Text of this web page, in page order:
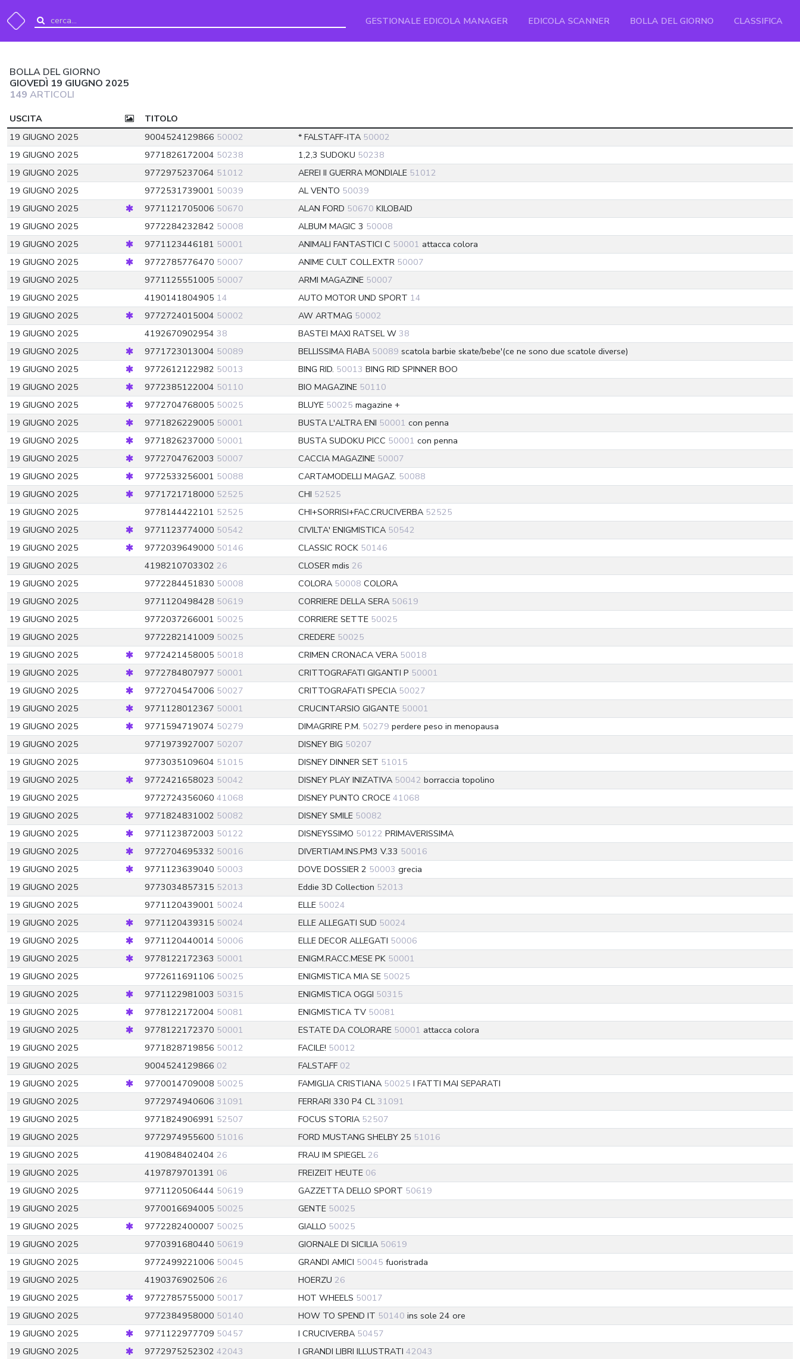
GESTIONALE EDICOLA MANAGER EDICOLA SCANNER BOLLA DEL GIORNO CLASSIFICA
BOLLA DEL GIORNO
GIOVEDÌ 19 GIUGNO 2025
149 ARTICOLI
USCITA
TITOLO
19 GIUGNO 2025
9004524129866 50002 * FALSTAFF-ITA 50002
19 GIUGNO 2025
9771826172004 50238 1,2,3 SUDOKU 50238
19 GIUGNO 2025
9772975237064 51012 AEREI II GUERRA MONDIALE 51012
19 GIUGNO 2025
9772531739001 50039 AL VENTO 50039
19 GIUGNO 2025
9771121705006 50670 ALAN FORD 50670 KILOBAID
19 GIUGNO 2025
9772284232842 50008 ALBUM MAGIC 3 50008
19 GIUGNO 2025
9771123446181 50001 ANIMALI FANTASTICI C 50001 attacca colora
19 GIUGNO 2025
9772785776470 50007 ANIME CULT COLL.EXTR 50007
19 GIUGNO 2025
9771125551005 50007 ARMI MAGAZINE 50007
19 GIUGNO 2025
4190141804905 14 AUTO MOTOR UND SPORT 14
19 GIUGNO 2025
9772724015004 50002 AW ARTMAG 50002
19 GIUGNO 2025
4192670902954 38 BASTEI MAXI RATSEL W 38
19 GIUGNO 2025
9771723013004 50089 BELLISSIMA FIABA 50089 scatola barbie skate/bebe'(ce ne sono due scatole diverse)
19 GIUGNO 2025
9772612122982 50013 BING RID. 50013 BING RID SPINNER BOO
19 GIUGNO 2025
9772385122004 50110 BIO MAGAZINE 50110
19 GIUGNO 2025
9772704768005 50025 BLUYE 50025 magazine +
19 GIUGNO 2025
9771826229005 50001 BUSTA L'ALTRA ENI 50001 con penna
19 GIUGNO 2025
9771826237000 50001 BUSTA SUDOKU PICC 50001 con penna
19 GIUGNO 2025
9772704762003 50007 CACCIA MAGAZINE 50007
19 GIUGNO 2025
9772533256001 50088 CARTAMODELLI MAGAZ. 50088
19 GIUGNO 2025
9771721718000 52525 CHI 52525
19 GIUGNO 2025
9778144422101 52525 CHI+SORRISI+FAC.CRUCIVERBA 52525
19 GIUGNO 2025
9771123774000 50542 CIVILTA' ENIGMISTICA 50542
19 GIUGNO 2025
9772039649000 50146 CLASSIC ROCK 50146
19 GIUGNO 2025
4198210703302 26 CLOSER mdis 26
19 GIUGNO 2025
9772284451830 50008 COLORA 50008 COLORA
19 GIUGNO 2025
9771120498428 50619 CORRIERE DELLA SERA 50619
19 GIUGNO 2025
9772037266001 50025 CORRIERE SETTE 50025
19 GIUGNO 2025
9772282141009 50025 CREDERE 50025
19 GIUGNO 2025
9772421458005 50018 CRIMEN CRONACA VERA 50018
19 GIUGNO 2025
9772784807977 50001 CRITTOGRAFATI GIGANTI P 50001
19 GIUGNO 2025
9772704547006 50027 CRITTOGRAFATI SPECIA 50027
19 GIUGNO 2025
9771128012367 50001 CRUCINTARSIO GIGANTE 50001
19 GIUGNO 2025
9771594719074 50279 DIMAGRIRE P.M. 50279 perdere peso in menopausa
19 GIUGNO 2025
9771973927007 50207 DISNEY BIG 50207
19 GIUGNO 2025
9773035109604 51015 DISNEY DINNER SET 51015
19 GIUGNO 2025
9772421658023 50042 DISNEY PLAY INIZATIVA 50042 borraccia topolino
19 GIUGNO 2025
9772724356060 41068 DISNEY PUNTO CROCE 41068
19 GIUGNO 2025
9771824831002 50082 DISNEY SMILE 50082
19 GIUGNO 2025
9771123872003 50122 DISNEYSSIMO 50122 PRIMAVERISSIMA
19 GIUGNO 2025
9772704695332 50016 DIVERTIAM.INS.PM3 V.33 50016
19 GIUGNO 2025
9771123639040 50003 DOVE DOSSIER 2 50003 grecia
19 GIUGNO 2025
9773034857315 52013 Eddie 3D Collection 52013
19 GIUGNO 2025
9771120439001 50024 ELLE 50024
19 GIUGNO 2025
9771120439315 50024 ELLE ALLEGATI SUD 50024
19 GIUGNO 2025
9771120440014 50006 ELLE DECOR ALLEGATI 50006
19 GIUGNO 2025
9778122172363 50001 ENIGM.RACC.MESE PK 50001
19 GIUGNO 2025
9772611691106 50025 ENIGMISTICA MIA SE 50025
19 GIUGNO 2025
9771122981003 50315 ENIGMISTICA OGGI 50315
19 GIUGNO 2025
9778122172004 50081 ENIGMISTICA TV 50081
19 GIUGNO 2025
9778122172370 50001 ESTATE DA COLORARE 50001 attacca colora
19 GIUGNO 2025
9771828719856 50012 FACILE! 50012
19 GIUGNO 2025
9004524129866 02 FALSTAFF 02
19 GIUGNO 2025
9770014709008 50025 FAMIGLIA CRISTIANA 50025 I FATTI MAI SEPARATI
19 GIUGNO 2025
9772974940606 31091 FERRARI 330 P4 CL31091
19 GIUGNO 2025
9771824906991 52507 FOCUS STORIA 52507
19 GIUGNO 2025
9772974955600 51016 FORD MUSTANG SHELBY 25 51016
19 GIUGNO 2025
4190848402404 26 FRAU IM SPIEGEL26
19 GIUGNO 2025
4197879701391 06 FREIZEIT HEUTE 06
19 GIUGNO 2025
9771120506444 50619 GAZZETTA DELLO SPORT 50619
19 GIUGNO 2025
9770016694005 50025 GENTE 50025
19 GIUGNO 2025
9772282400007 50025 GIALLO 50025
19 GIUGNO 2025
9770391680440 50619 GIORNALE DI SICILIA 50619
19 GIUGNO 2025
9772499221006 50045 GRANDI AMICI 50045 fuoristrada
19 GIUGNO 2025
4190376902506 26 HOERZU 26
19 GIUGNO 2025
9772785755000 50017 HOT WHEELS 50017
19 GIUGNO 2025
9772384958000 50140 HOW TO SPEND IT 50140 ins sole 24 ore
19 GIUGNO 2025
9771122977709 50457 I CRUCIVERBA 50457
19 GIUGNO 2025
9772975252302 42043 I GRANDI LIBRI ILLUSTRATI 42043